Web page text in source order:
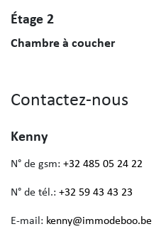
Étage 2
Chambre à coucher
Contactez-nous
Kenny
N° de gsm: +32 485 05 24 22
N° de tél.: +32 59 43 43 23
E-mail: kenny@immodeboo.be